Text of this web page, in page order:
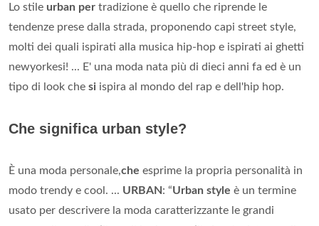
Lo stile urban per tradizione è quello che riprende le
tendenze prese dalla strada, proponendo capi street style,
molti dei quali ispirati alla musica hip-hop e ispirati ai ghetti
newyorkesi! ... E' una moda nata più di dieci anni fa ed è un
tipo di look che si ispira al mondo del rap e dell'hip hop.
Che significa urban style?
È una moda personale,che esprime la propria personalità in
modo trendy e cool. ... URBAN: “Urban style è un termine
usato per descrivere la moda caratterizzante le grandi